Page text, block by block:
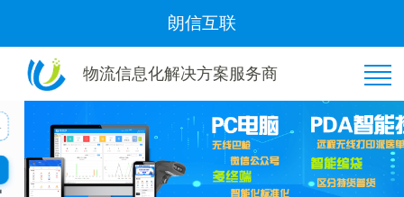
朗信互联
物流信息化解决方案服务商